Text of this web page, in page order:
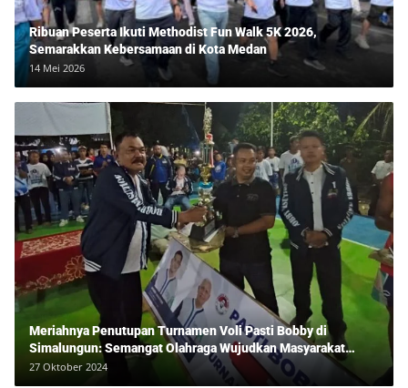
Ribuan Peserta Ikuti Methodist Fun Walk 5K 2026,
Semarakkan Kebersamaan di Kota Medan
14 Mei 2026
Meriahnya Penutupan Turnamen Voli Pasti Bobby di
Simalungun: Semangat Olahraga Wujudkan Masyarakat
Sehat Bersama Erwan Rozadi dan Ribuan Penonton!
27 Oktober 2024